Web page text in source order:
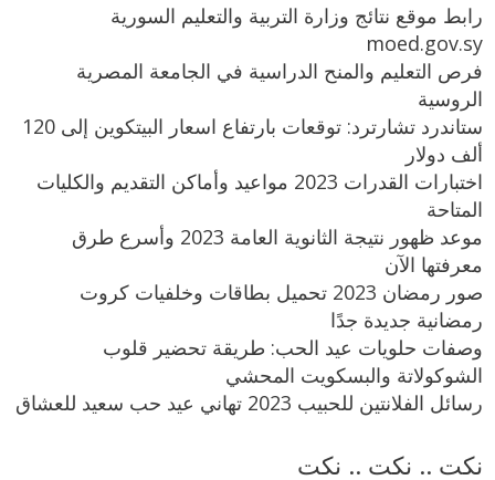
رابط موقع نتائج وزارة التربية والتعليم السورية
moed.gov.sy
فرص التعليم والمنح الدراسية في الجامعة المصرية
الروسية
ستاندرد تشارترد: توقعات بارتفاع اسعار البيتكوين إلى 120
ألف دولار
اختبارات القدرات 2023 مواعيد وأماكن التقديم والكليات
المتاحة
موعد ظهور نتيجة الثانوية العامة 2023 وأسرع طرق
معرفتها الآن
صور رمضان 2023 تحميل بطاقات وخلفيات كروت
رمضانية جديدة جدًا
وصفات حلويات عيد الحب: طريقة تحضير قلوب
الشوكولاتة والبسكويت المحشي
رسائل الفلانتين للحبيب 2023 تهاني عيد حب سعيد للعشاق
نكت .. نكت .. نكت